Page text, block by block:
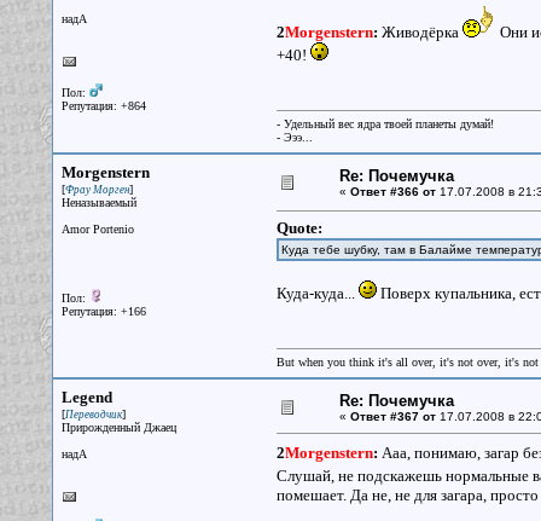
надА
Пол:
Репутация: +864
2Morgenstern: Живодёрка
Они
+40!
- Удельный вес ядра твоей планеты думай!
- Эээ...
Morgenstern
[Фрау Морген]
Неназываемый
Amor Portenio
Пол:
Репутация: +166
Re: Почемучка
« Ответ #366 от17.07.2008 в
Quote:
Куда тебе шубку, там в Балайме
Куда-куда... Поверх купальника,
But when you think it's all over, it's not over, it's not
Legend
[Переводчик]
Прирожденный Джаец
надА
Re: Почемучка
« Ответ #367 от17.07.2008 в
2Morgenstern: Ааа, понимаю, загар
Слушай, не подскажешь нормальные
помешает. Да не, не для загара,